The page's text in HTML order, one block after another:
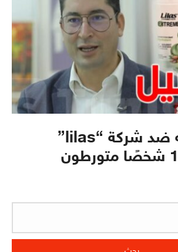
حملة تشويه ضد شركة “lilas”